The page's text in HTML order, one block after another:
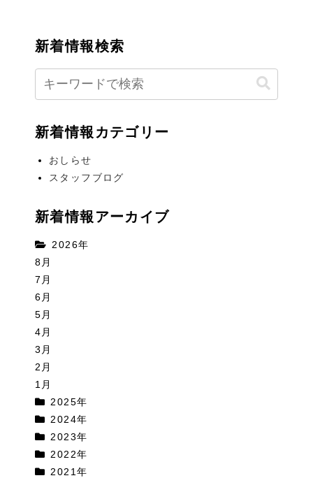
新着情報検索
新着情報カテゴリー
おしらせ
スタッフブログ
新着情報アーカイブ
2026年
8月
7月
6月
5月
4月
3月
2月
1月
2025年
2024年
2023年
2022年
2021年